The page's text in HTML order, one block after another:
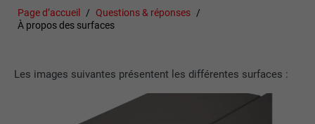
Page d’accueil
Questions & réponses
À propos des surfaces
Les images suivantes présentent les différentes surfaces :